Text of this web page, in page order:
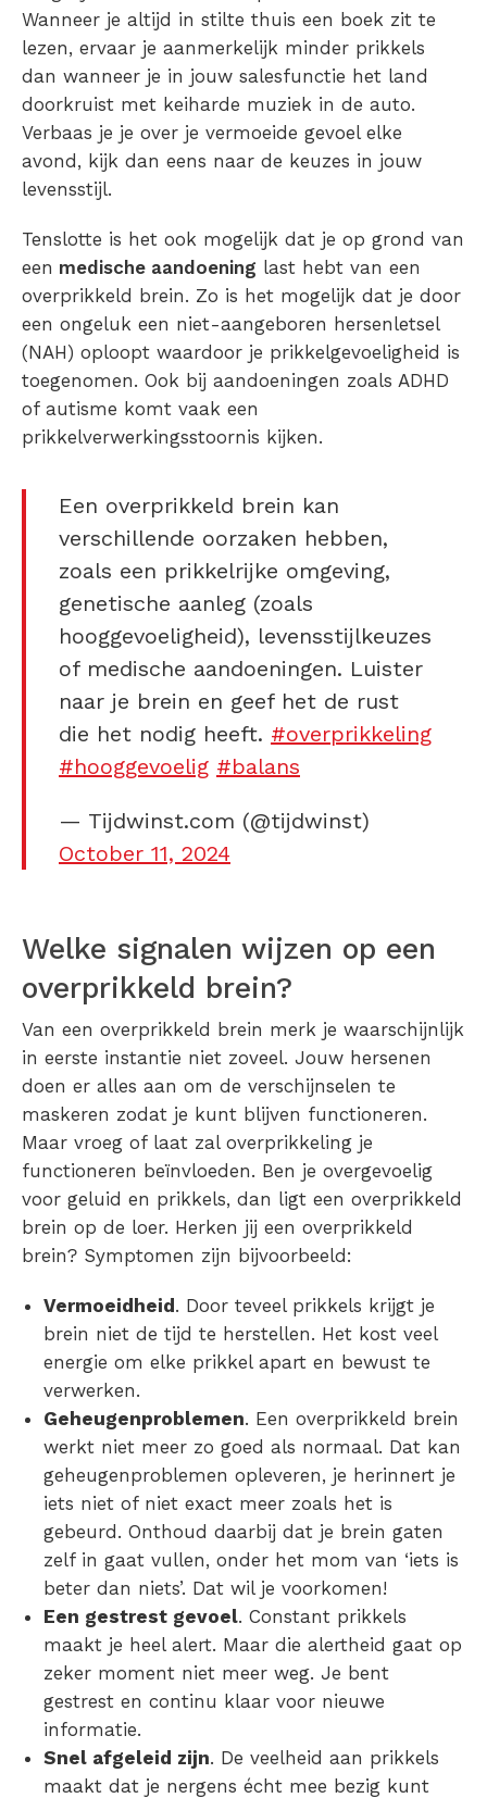
Wanneer je altijd in stilte thuis een boek zit te
lezen, ervaar je aanmerkelijk minder prikkels
dan wanneer je in jouw salesfunctie het land
doorkruist met keiharde muziek in de auto.
Verbaas je je over je vermoeide gevoel elke
avond, kijk dan eens naar de keuzes in jouw
levensstijl.
Tenslotte is het ook mogelijk dat je op grond van
een medische aandoening last hebt van een
overprikkeld brein. Zo is het mogelijk dat je door
een ongeluk een niet-aangeboren hersenletsel
(NAH) oploopt waardoor je prikkelgevoeligheid is
toegenomen. Ook bij aandoeningen zoals ADHD
of autisme komt vaak een
prikkelverwerkingsstoornis kijken.
Een overprikkeld brein kan
verschillende oorzaken hebben,
zoals een prikkelrijke omgeving,
genetische aanleg (zoals
hooggevoeligheid), levensstijlkeuzes
of medische aandoeningen. Luister
naar je brein en geef het de rust
die het nodig heeft. #overprikkeling
#hooggevoelig #balans
— Tijdwinst.com (@tijdwinst)
October 11, 2024
Welke signalen wijzen op een
overprikkeld brein?
Van een overprikkeld brein merk je waarschijnlijk
in eerste instantie niet zoveel. Jouw hersenen
doen er alles aan om de verschijnselen te
maskeren zodat je kunt blijven functioneren.
Maar vroeg of laat zal overprikkeling je
functioneren beïnvloeden. Ben je overgevoelig
voor geluid en prikkels, dan ligt een overprikkeld
brein op de loer. Herken jij een overprikkeld
brein? Symptomen zijn bijvoorbeeld:
Vermoeidheid. Door teveel prikkels krijgt je
brein niet de tijd te herstellen. Het kost veel
energie om elke prikkel apart en bewust te
verwerken.
Geheugenproblemen. Een overprikkeld brein
werkt niet meer zo goed als normaal. Dat kan
geheugenproblemen opleveren, je herinnert je
iets niet of niet exact meer zoals het is
gebeurd. Onthoud daarbij dat je brein gaten
zelf in gaat vullen, onder het mom van ‘iets is
beter dan niets’. Dat wil je voorkomen!
Een gestrest gevoel. Constant prikkels
maakt je heel alert. Maar die alertheid gaat op
zeker moment niet meer weg. Je bent
gestrest en continu klaar voor nieuwe
informatie.
Snel afgeleid zijn. De veelheid aan prikkels
maakt dat je nergens écht mee bezig kunt